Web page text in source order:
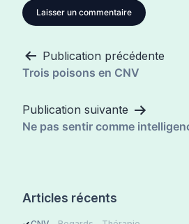
Navigation
l’article
Publication précédente
Trois poisons en CNV
Publication suivante
Ne pas sentir comme
Articles récents